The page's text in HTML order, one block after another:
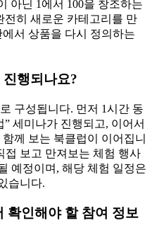
아닌 1에서 100을 창조하는
전히 새로운 카테고리를 만
서 상품을 다시 정의하는
행되나요?
구성됩니다. 먼저 1시간 동
세미나가 진행되고, 이어서
께 보는 북클럽이 이어집니
접 보고 만져보는 체험 행사
예정이며, 해당 체험 일정은
습니다.
확인해야 할 참여 정보